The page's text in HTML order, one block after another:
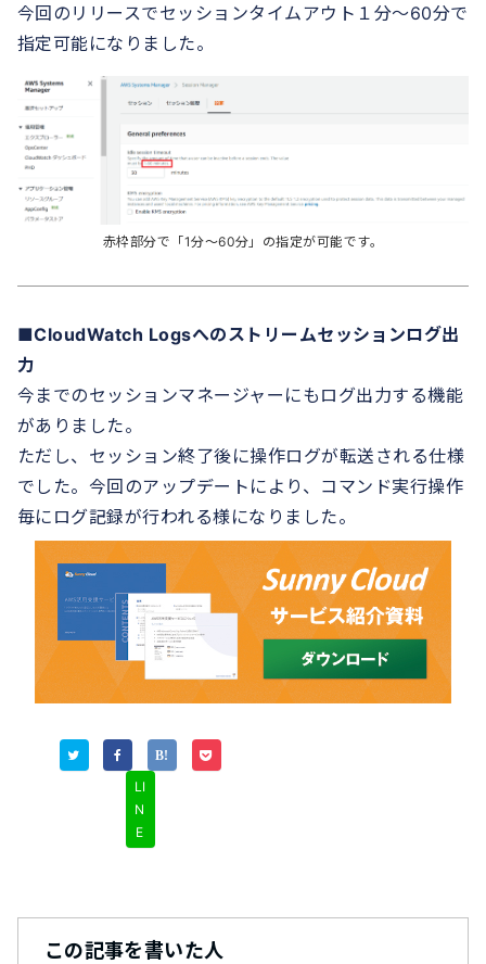
今回のリリースでセッションタイムアウト１分～60分で
指定可能になりました。
赤枠部分で「1分～60分」の指定が可能です。
■CloudWatch Logsへのストリームセッションログ出
力
今までのセッションマネージャーにもログ出力する機能
がありました。
ただし、セッション終了後に操作ログが転送される仕様
でした。今回のアップデートにより、コマンド実行操作
毎にログ記録が行われる様になりました。
LI
N
E
この記事を書いた人